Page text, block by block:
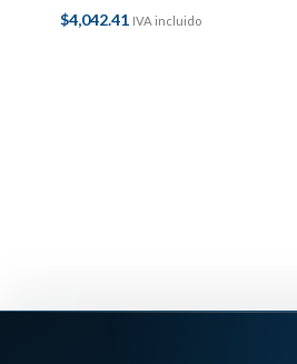
$4,042.41 IVA incluido